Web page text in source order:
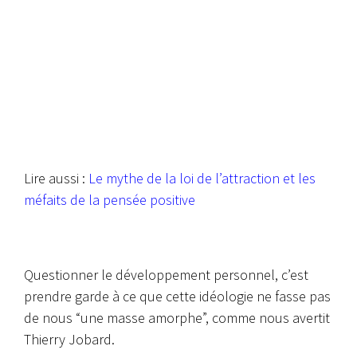
Lire aussi : Le mythe de la loi de l’attraction et les
méfaits de la pensée positive
Questionner le développement personnel, c’est
prendre garde à ce que cette idéologie ne fasse pas
de nous “une masse amorphe”, comme nous avertit
Thierry Jobard.